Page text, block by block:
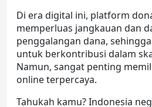
Di era digital ini, platform
memperluas jangkauan dan
penggalangan dana,
untuk berkontribusi dalam
Namun, sangat penting
online terpercaya.
Tahukah kamu? Indonesia